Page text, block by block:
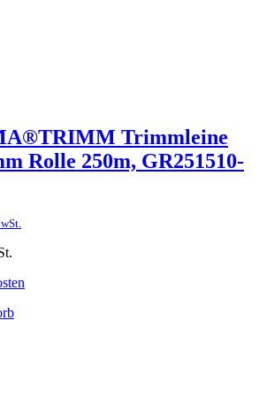
Trimmleine
Rolle 250m, GR251510-